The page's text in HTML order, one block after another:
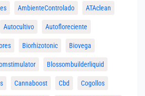
AmbienteControlado ATAclean
Autocultivo Autofloreciente
Biorhizotonic Biovega
Blossombuilderliquid
Cannaboost Cbd Cogollos